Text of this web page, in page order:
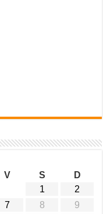
V S
D
1
2
7 8
9